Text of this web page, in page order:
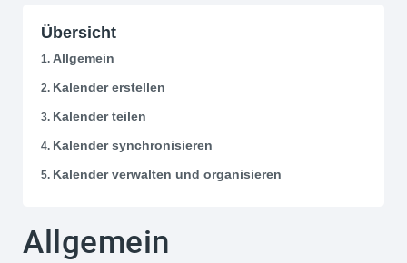
Übersicht
Allgemein
Kalender erstellen
Kalender teilen
Kalender synchronisieren
Kalender verwalten und organisieren
Allgemein